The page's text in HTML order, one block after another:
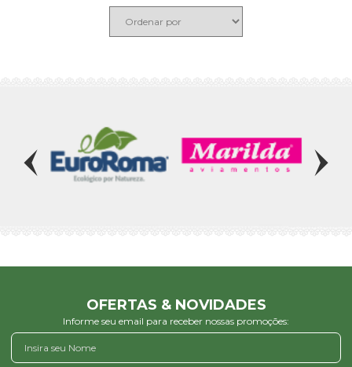
OFERTAS & NOVIDADES
Informe seu email para receber nossas promoções: